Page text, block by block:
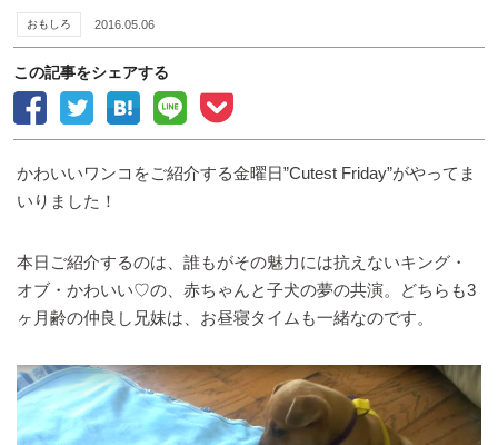
おもしろ 2016.05.06
この記事をシェアする
かわいいワンコをご紹介する金曜日”Cutest Friday”がやってま
いりました！
本日ご紹介するのは、誰もがその魅力には抗えないキング・
オブ・かわいい♡の、赤ちゃんと子犬の夢の共演。どちらも3
ヶ月齢の仲良し兄妹は、お昼寝タイムも一緒なのです。